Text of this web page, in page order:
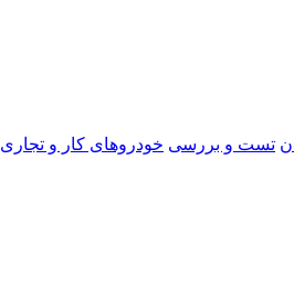
تست و بررسی خودروهای کار و تجاری